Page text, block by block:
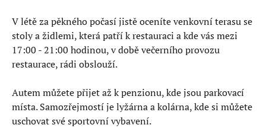
V létě za pěkného počasí jistě oceníte venkovní terasu se
stoly a židlemi, která patří k restauraci a kde vás mezi
17:00 - 21:00 hodinou, v době večerního provozu
restaurace, rádi obslouží.
Autem můžete přijet až k penzionu, kde jsou parkovací
místa. Samozřejmostí je lyžárna a kolárna, kde si můžete
uschovat své sportovní vybavení.